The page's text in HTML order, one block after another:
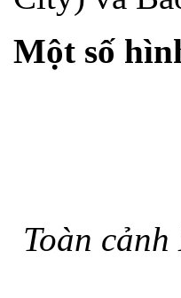
Một số
Toàn